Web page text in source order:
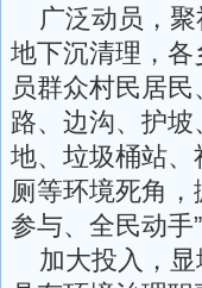
广泛动员，聚
地下沉清理，
员群众村民居
路、边沟、护
地、垃圾桶站
厕等环境死角
参与、全民动手
加大投入，显